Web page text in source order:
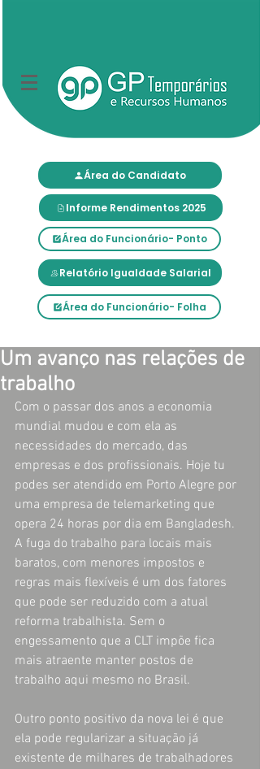
Área do Candidato
Informe Rendimentos 2025
Área do Funcionário- Ponto
Relatório Igualdade Salarial
Área do Funcionário- Folha
Um avanço nas relações de
trabalho
Com o passar dos anos a economia
mundial mudou e com ela as
necessidades do mercado, das
empresas e dos profissionais. Hoje tu
podes ser atendido em Porto Alegre por
uma empresa de telemarketing que
opera 24 horas por dia em Bangladesh.
A fuga do trabalho para locais mais
baratos, com menores impostos e
regras mais flexíveis é um dos fatores
que pode ser reduzido com a atual
reforma trabalhista. Sem o
engessamento que a CLT impõe fica
mais atraente manter postos de
trabalho aqui mesmo no Brasil.
Outro ponto positivo da nova lei é que
ela pode regularizar a situação já
existente de milhares de trabalhadores